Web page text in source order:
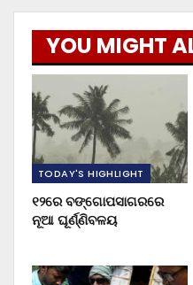
YOU MIGHT
TODAY'S HIGHLIGHT
୧୨ରେ ବଙ୍ଗୋପସାଗରରେ
ନୂଆ ଘୂର୍ଣ୍ଣିବଳୟ